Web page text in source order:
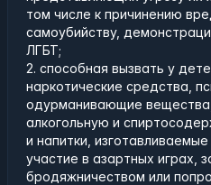
том числе к причинению
самоубийству,
ЛГБТ;
2. способная вызвать у
наркотические средства,
одурманивающие
алкогольную и
и напитки,
участие в азартных играх,
бродяжничеством или